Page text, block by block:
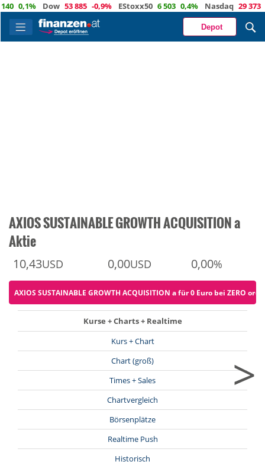
Dow 53 885 -0,9% EStoxx50 6 503 0,4% Nasdaq 29 373 -
Depot
AXIOS SUSTAINABLE GROWTH ACQUISITION a
Aktie
10,43USD 0,00USD 0,00%
AXIOS SUSTAINABLE GROWTH ACQUISITION a für 0 Euro bei ZERO
Kurse + Charts + Realtime
Kurs + Chart
Chart (groß)
Times + Sales
Chartvergleich
Börsenplätze
Realtime Push
Historisch
>